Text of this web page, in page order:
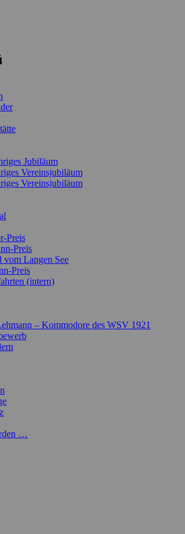
1921 e.V.
Jubiläum
Vereinsjubiläum
Vereinsjubiläum
Preis
Preis
vom Langen See
Preis
(intern)
– Kommodore des WSV 1921
…